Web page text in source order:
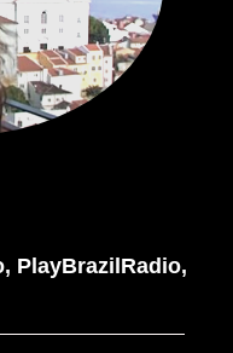
PlayBrazilRadio,